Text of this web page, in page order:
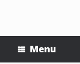
Menu